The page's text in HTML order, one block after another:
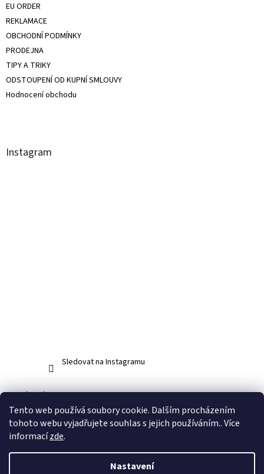
Tento web používá soubory cookie. Dalším procházením
tohoto webu vyjadřujete souhlas s jejich používáním.. Více
informacízde.
Nastavení
EU ORDER
REKLAMACE
OBCHODNÍ PODMÍNKY
PRODEJNA
TIPY A TRIKY
ODSTOUPENÍ OD KUPNÍ SMLOUVY
Hodnocení obchodu
Instagram
Sledovat na Instagramu
Facebook